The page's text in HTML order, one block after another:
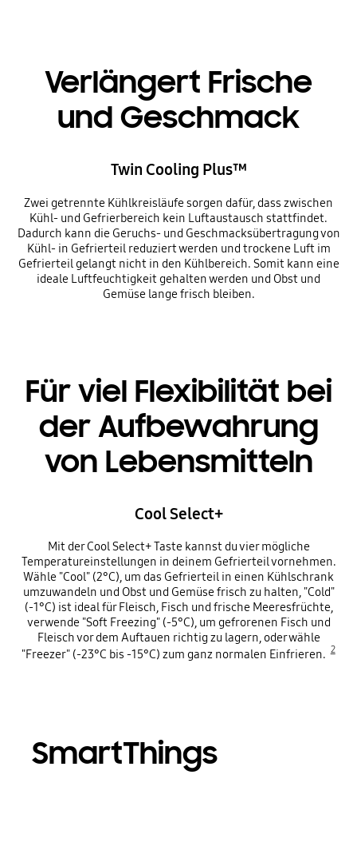
Verlängert Frische
und Geschmack
Twin Cooling Plus™
Zwei getrennte Kühlkreisläufe sorgen dafür, dass zwischen
Kühl- und Gefrierbereich kein Luftaustausch stattfindet.
Dadurch kann die Geruchs- und Geschmacksübertragung von
Kühl- in Gefrierteil reduziert werden und trockene Luft im
Gefrierteil gelangt nicht in den Kühlbereich. Somit kann eine
ideale Luftfeuchtigkeit gehalten werden und Obst und
Gemüse lange frisch bleiben.
Für viel Flexibilität bei
der Aufbewahrung
von Lebensmitteln
Cool Select+
Mit der Cool Select+ Taste kannst du vier mögliche
Temperatureinstellungen in deinem Gefrierteil vornehmen.
Wähle "Cool" (2°C), um das Gefrierteil in einen Kühlschrank
umzuwandeln und Obst und Gemüse frisch zu halten, "Cold"
(-1°C) ist ideal für Fleisch, Fisch und frische Meeresfrüchte,
verwende "Soft Freezing" (-5°C), um gefrorenen Fisch und
Fleisch vor dem Auftauen richtig zu lagern, oder wähle
"Freezer" (-23°C bis -15°C) zum ganz normalen Einfrieren. 2
SmartThings